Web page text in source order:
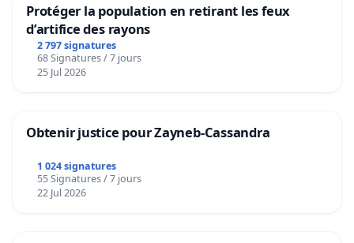
Protéger la population en retirant les feux
d’artifice des rayons
2 797 signatures
68 Signatures / 7 jours
25 Jul 2026
Obtenir justice pour Zayneb-Cassandra
1 024 signatures
55 Signatures / 7 jours
22 Jul 2026